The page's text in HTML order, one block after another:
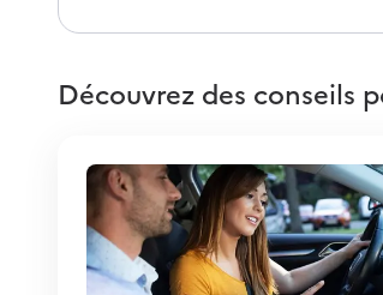
Découvrez des conseils